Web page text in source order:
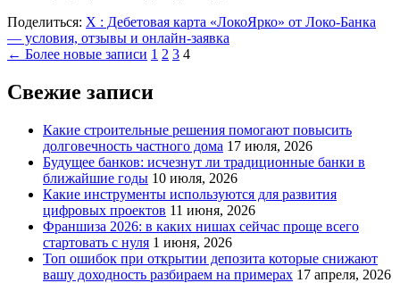
Поделиться: X : Дебетовая карта «ЛокоЯрко» от Локо-Банка
— условия, отзывы и онлайн-заявка
Пагинация
записей
← Более новые записи 1 2 3 4
Свежие записи
Какие строительные решения помогают повысить
долговечность частного дома 17 июля, 2026
Будущее банков: исчезнут ли традиционные банки в
ближайшие годы 10 июля, 2026
Какие инструменты используются для развития
цифровых проектов 11 июня, 2026
Франшиза 2026: в каких нишах сейчас проще всего
стартовать с нуля 1 июня, 2026
Топ ошибок при открытии депозита которые снижают
вашу доходность разбираем на примерах 17 апреля, 2026